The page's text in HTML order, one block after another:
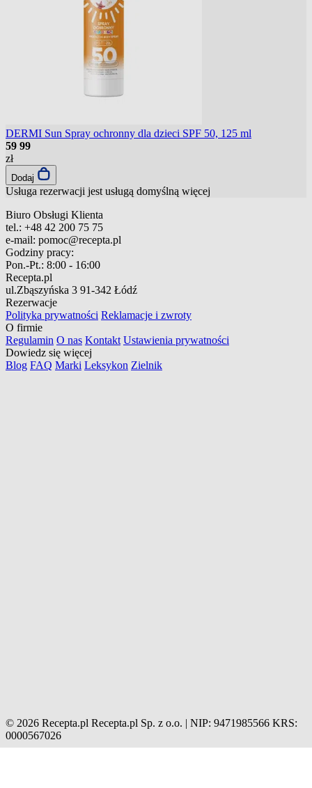
DERMI Sun Spray ochronny dla dzieci SPF 50, 125 ml
59 99
zł
Dodaj
Usługa rezerwacji jest usługą domyślną więcej
Biuro Obsługi Klienta
tel.: +48 42 200 75 75
e-mail: pomoc@recepta.pl
Godziny pracy:
Pon.-Pt.: 8:00 - 16:00
Recepta.pl
ul.Zbąszyńska 3 91-342 Łódź
Rezerwacje
Polityka prywatności Reklamacje i zwroty
O firmie
Regulamin O nas Kontakt Ustawienia prywatności
Dowiedz się więcej
Blog FAQ Marki Leksykon Zielnik
© 2026 Recepta.pl Recepta.pl Sp. z o.o. | NIP: 9471985566 KRS:
0000567026